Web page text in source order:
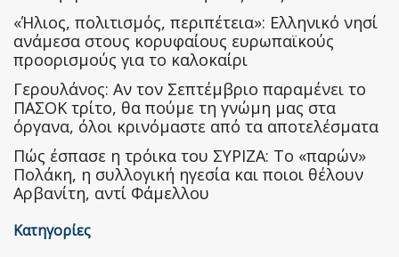
«Ήλιος, πολιτισμός, περιπέτεια»: Ελληνικό νησί
ανάμεσα στους κορυφαίους ευρωπαϊκούς
προορισμούς για το καλοκαίρι
Γερουλάνος: Αν τον Σεπτέμβριο παραμένει το
ΠΑΣΟΚ τρίτο, θα πούμε τη γνώμη μας στα
όργανα, όλοι κρινόμαστε από τα αποτελέσματα
Πώς έσπασε η τρόικα του ΣΥΡΙΖΑ: Το «παρών»
Πολάκη, η συλλογική ηγεσία και ποιοι θέλουν
Αρβανίτη, αντί Φάμελλου
Κατηγορίες